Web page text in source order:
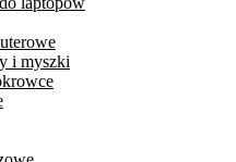
i myszki